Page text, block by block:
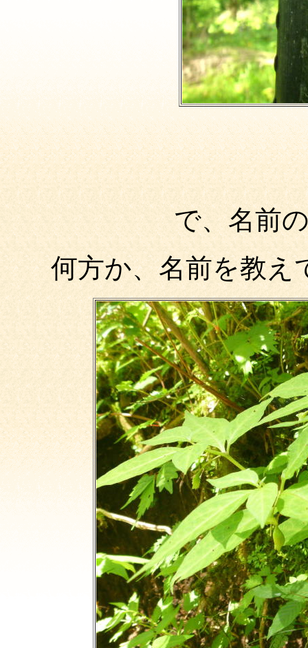
で、名前
何方か、名前を教え